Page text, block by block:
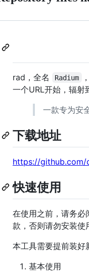
rad，全名 Radium
一个URL开始，辐射
一款专为安
下载地址
https://github.com/
快速使用
在使用之前，请务必
款，否则请勿安装使
本工具需要提前装好
基本使用